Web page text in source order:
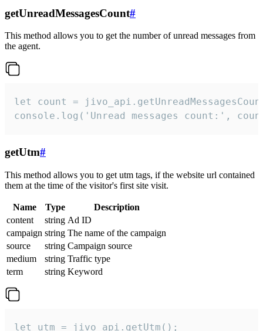
getUnreadMessagesCount#
This method allows you to get the number of unread messages from
the agent.
let count =
console.log('Unread messages count:',
getUtm#
This method allows you to get utm tags, if the website url contained
them at the time of the visitor's first site visit.
Name Type
Description
content
string Ad ID
campaign string The name of the campaign
source
string Campaign source
medium
string Traffic type
term
string Keyword
let utm = jivo_api.getUtm();